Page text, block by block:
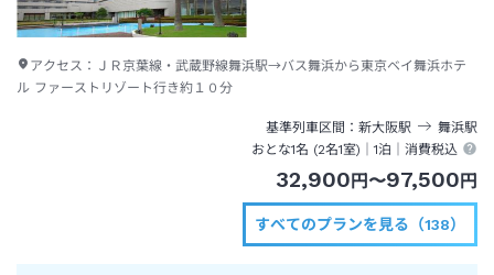
アクセス： ＪＲ京葉線・武蔵野線舞浜駅→バス舞浜から東京ベイ舞浜ホテ
ル ファーストリゾート行き約１０分
基準列車区間 新大阪駅 舞浜駅
おとな1名 (2名1室)｜1泊 ｜消費税込
32,900円〜97,500円
すべてのプランを見る（138）